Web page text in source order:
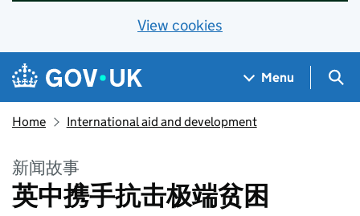
View cookies
Skip to main content
Navigation menu
Menu
Home International aid and development
新闻故事
英中携手抗击极端贫困